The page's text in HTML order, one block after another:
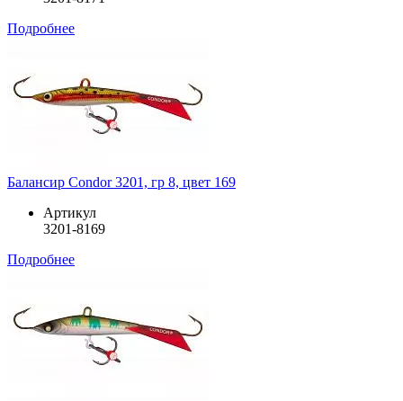
Подробнее
Балансир Condor 3201, гр 8, цвет 169
Артикул
3201-8169
Подробнее